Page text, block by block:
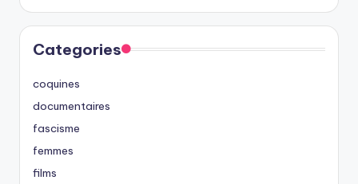
Categories
coquines
documentaires
fascisme
femmes
films